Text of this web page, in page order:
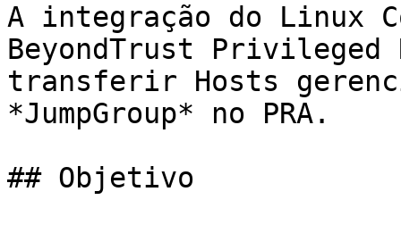
A integração do Linux
BeyondTrust Privileged
transferir Hosts
*JumpGroup* no PRA.
## Objetivo